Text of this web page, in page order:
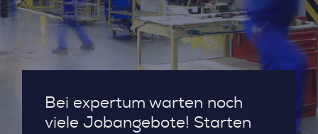
Bei expertum warten noch
viele Jobangebote! Starten